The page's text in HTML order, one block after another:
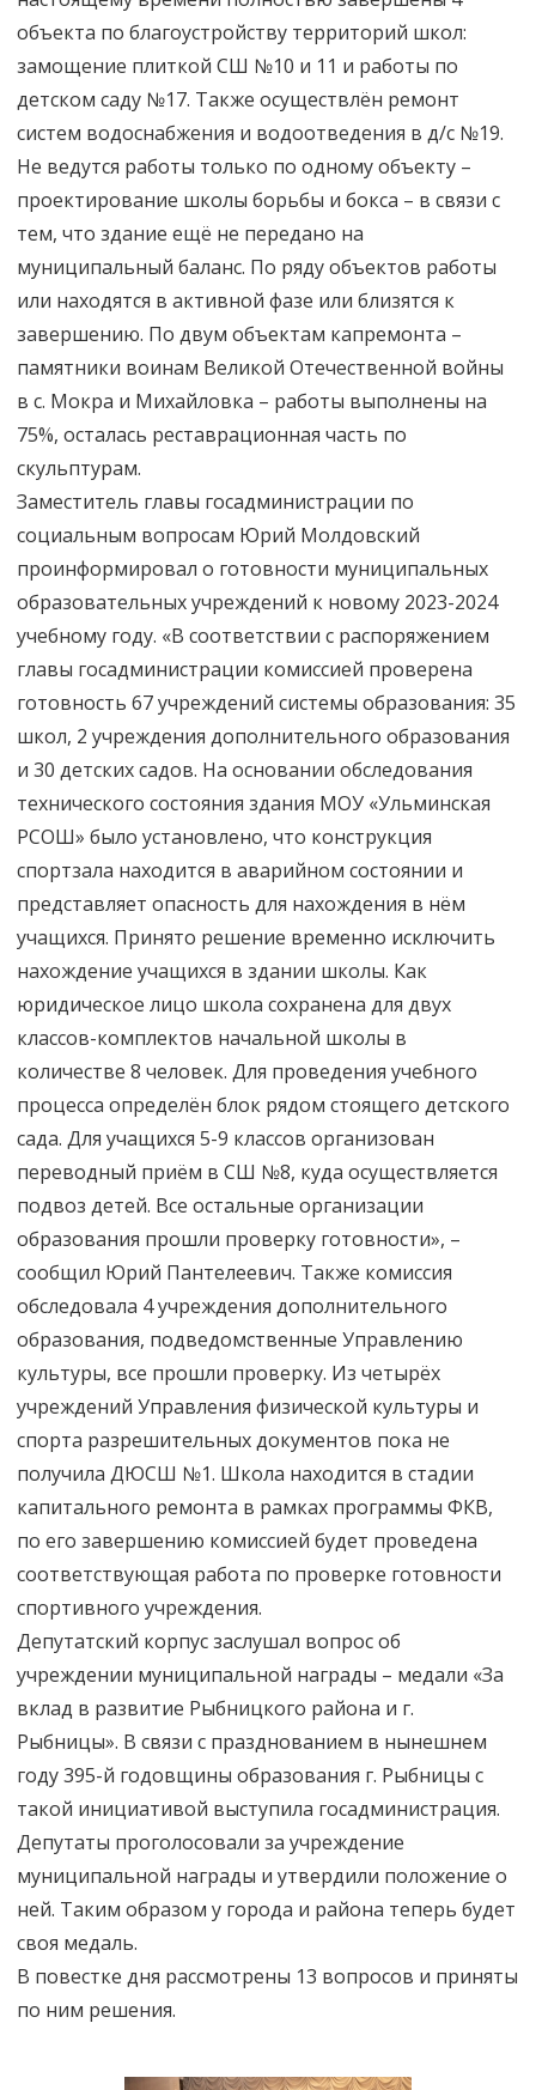
объекта по благоустройству территорий школ:
замощение плиткой СШ №10 и 11 и работы по
детском саду №17. Также осуществлён ремонт
систем водоснабжения и водоотведения в д/с №19.
Не ведутся работы только по одному объекту –
проектирование школы борьбы и бокса – в связи с
тем, что здание ещё не передано на
муниципальный баланс. По ряду объектов работы
или находятся в активной фазе или близятся к
завершению. По двум объектам капремонта –
памятники воинам Великой Отечественной войны
в с. Мокра и Михайловка – работы выполнены на
75%, осталась реставрационная часть по
скульптурам.
Заместитель главы госадминистрации по
социальным вопросам Юрий Молдовский
проинформировал о готовности муниципальных
образовательных учреждений к новому 2023-2024
учебному году. «В соответствии с распоряжением
главы госадминистрации комиссией проверена
готовность 67 учреждений системы образования: 35
школ, 2 учреждения дополнительного образования
и 30 детских садов. На основании обследования
технического состояния здания МОУ «Ульминская
РСОШ» было установлено, что конструкция
спортзала находится в аварийном состоянии и
представляет опасность для нахождения в нём
учащихся. Принято решение временно исключить
нахождение учащихся в здании школы. Как
юридическое лицо школа сохранена для двух
классов-комплектов начальной школы в
количестве 8 человек. Для проведения учебного
процесса определён блок рядом стоящего детского
сада. Для учащихся 5-9 классов организован
переводный приём в СШ №8, куда осуществляется
подвоз детей. Все остальные организации
образования прошли проверку готовности», –
сообщил Юрий Пантелеевич. Также комиссия
обследовала 4 учреждения дополнительного
образования, подведомственные Управлению
культуры, все прошли проверку. Из четырёх
учреждений Управления физической культуры и
спорта разрешительных документов пока не
получила ДЮСШ №1. Школа находится в стадии
капитального ремонта в рамках программы ФКВ,
по его завершению комиссией будет проведена
соответствующая работа по проверке готовности
спортивного учреждения.
Депутатский корпус заслушал вопрос об
учреждении муниципальной награды – медали «За
вклад в развитие Рыбницкого района и г.
Рыбницы». В связи с празднованием в нынешнем
году 395-й годовщины образования г. Рыбницы с
такой инициативой выступила госадминистрация.
Депутаты проголосовали за учреждение
муниципальной награды и утвердили положение о
ней. Таким образом у города и района теперь будет
своя медаль.
В повестке дня рассмотрены 13 вопросов и приняты
по ним решения.